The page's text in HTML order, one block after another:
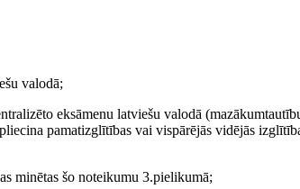
valodā;
eksāmenu latviešu valodā
pamatizglītības vai vispārējās vidējās
minētas šo noteikumu 3.pielikumā;